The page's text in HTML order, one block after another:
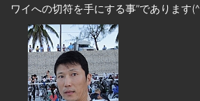
ワイへの切符を手にする事”であります